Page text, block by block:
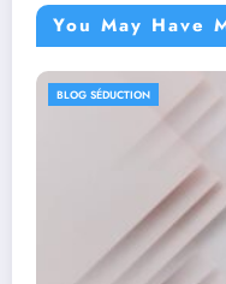
You May Have